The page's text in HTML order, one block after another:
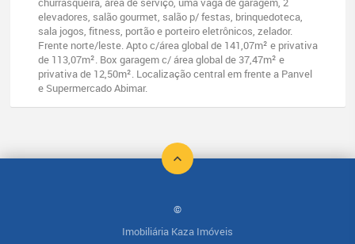
elevadores, salão gourmet, salão p/ festas, brinquedoteca,
sala jogos, fitness, portão e porteiro eletrônicos, zelador.
Frente norte/leste. Apto c/área global de 141,07m² e privativa
de 113,07m². Box garagem c/ área global de 37,47m² e
privativa de 12,50m². Localização central em frente a Panvel
e Supermercado Abimar.
©
Imobiliária Kaza Imóveis